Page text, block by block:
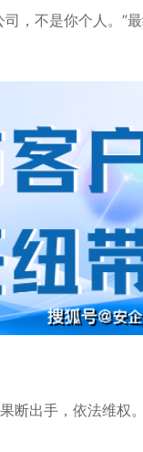
，不是你个人。”
断出手，依法维权。